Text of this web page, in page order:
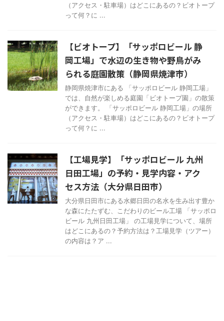
（アクセス・駐車場）はどこにあるの？ビオトープ
って何？に ...
【ビオトープ】「サッポロビール 静
岡工場」で水辺の生き物や野鳥がみ
られる庭園散策（静岡県焼津市）
静岡県焼津市にある 「サッポロビール 静岡工場」
では、自然が楽しめる庭園「ビオトープ園」の散策
ができます。 「サッポロビール 静岡工場」の場所
（アクセス・駐車場）はどこにあるの？ビオトープ
って何？に ...
【工場見学】「サッポロビール 九州
日田工場」の予約・見学内容・アク
セス方法（大分県日田市）
大分県日田市にある水郷日田の名水を生み出す豊か
な森にたたずむ、こだわりのビール工場 「サッポロ
ビール 九州日田工場」 の工場見学について、場所
はどこにあるの？予約方法は？工場見学（ツアー）
の内容は？ア ...